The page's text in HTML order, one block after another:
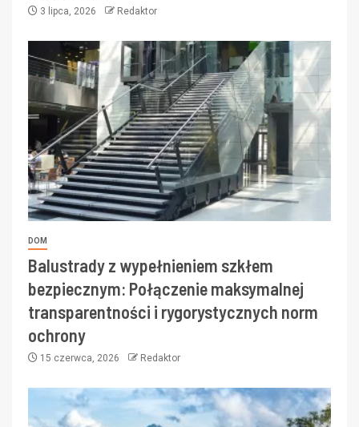
3 lipca, 2026 Redaktor
DOM
Balustrady z wypełnieniem szkłem
bezpiecznym: Połączenie maksymalnej
transparentności i rygorystycznych norm
ochrony
15 czerwca, 2026 Redaktor